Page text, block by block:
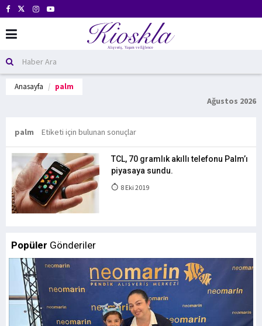
Anasayfa palm
Ağustos 2026
palm Etiketi için bulunan sonuçlar
TCL, 70 gramlık akıllı telefonu Palm’ı
piyasaya sundu.
8 Eki 2019
Popüler Gönderiler